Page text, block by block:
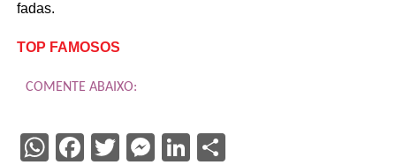
fadas.
TOP FAMOSOS
COMENTE ABAIXO:
WhatsApp
Facebook
Twitter
Messenger
LinkedIn
Share